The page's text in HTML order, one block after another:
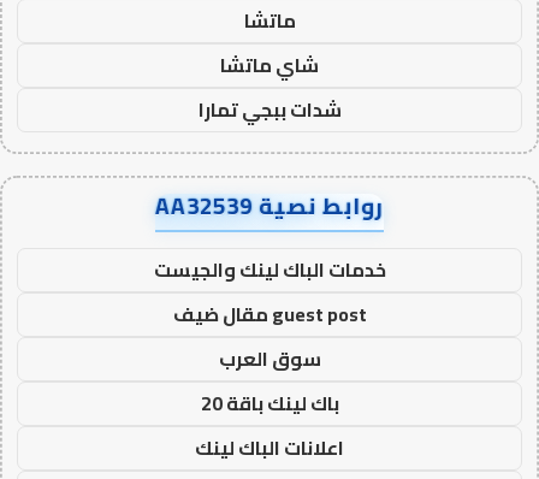
ماتشا
شاي ماتشا
شدات ببجي تمارا
روابط نصية AA32539
خدمات الباك لينك والجيست
guest post مقال ضيف
سوق العرب
باك لينك باقة 20
اعلانات الباك لينك